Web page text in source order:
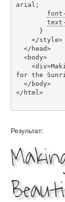
arial;
text-
for the
</html>
Результат: